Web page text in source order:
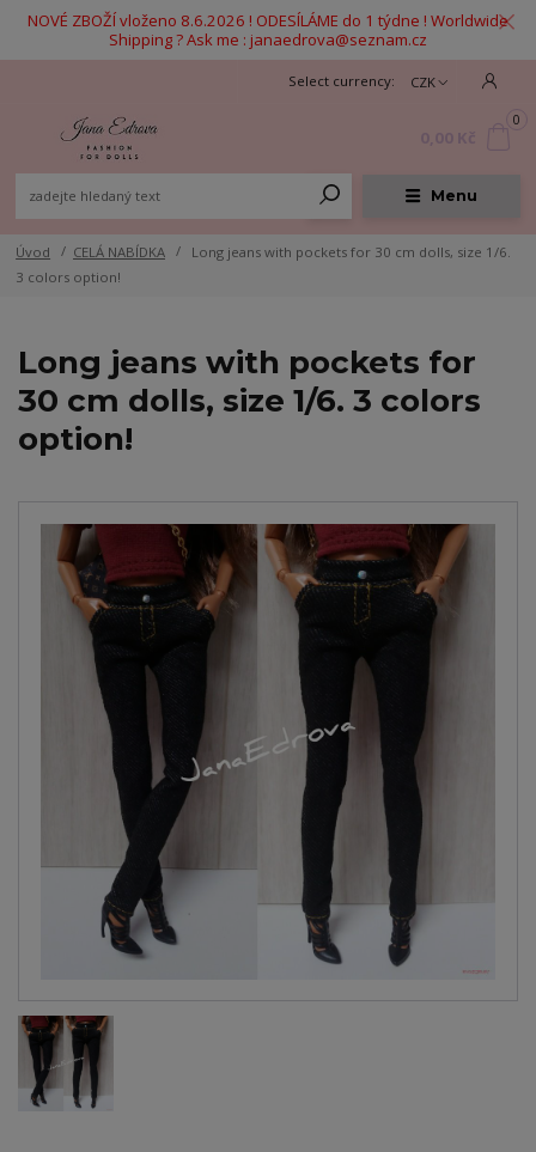
NOVÉ ZBOŽÍ vloženo 8.6.2026 ! ODESÍLÁME do 1 týdne ! Worldwide
Shipping ? Ask me : janaedrova@seznam.cz
Menu
CZK
0
Úvod CELÁ NABÍDKA
Long jeans with pockets for 30 cm dolls, size 1/6.
3 colors option!
Long jeans with pockets for
30 cm dolls, size 1/6. 3 colors
option!